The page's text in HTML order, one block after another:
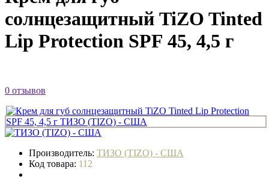
солнцезащитный TiZO Tinted
Lip Protection SPF 45, 4,5 г
0 отзывов
Производитель: ТИЗО (TIZO) - США
Код товара: 112